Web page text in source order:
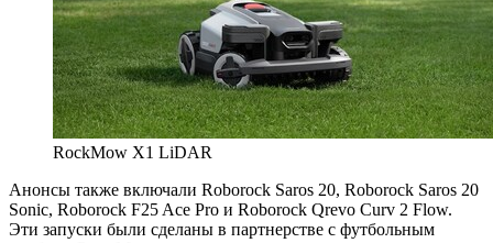
RockMow X1 LiDAR
Анонсы также включали Roborock Saros 20, Roborock Saros 20
Sonic, Roborock F25 Ace Pro и Roborock Qrevo Curv 2 Flow.
Эти запуски были сделаны в партнерстве с футбольным